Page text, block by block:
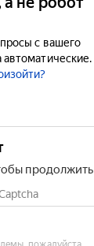
с вашего
продолжить